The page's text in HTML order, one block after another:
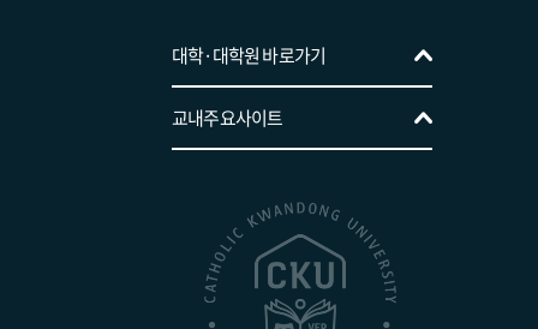
대학·대학원 바로가기
트리니티융합대학
경영학전공
행정학전공
경찰행정학전공
해양경찰학전공
사회복지학전공
교내주요사이트
교목처(성 프란치스코 성당)
국제교류처
총동문회
CKU사회봉사·인성센터
학생상담센터